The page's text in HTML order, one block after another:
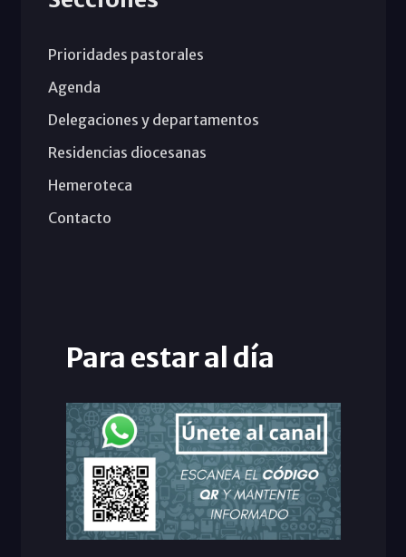
Prioridades pastorales
Agenda
Delegaciones y departamentos
Residencias diocesanas
Hemeroteca
Contacto
Para estar al día